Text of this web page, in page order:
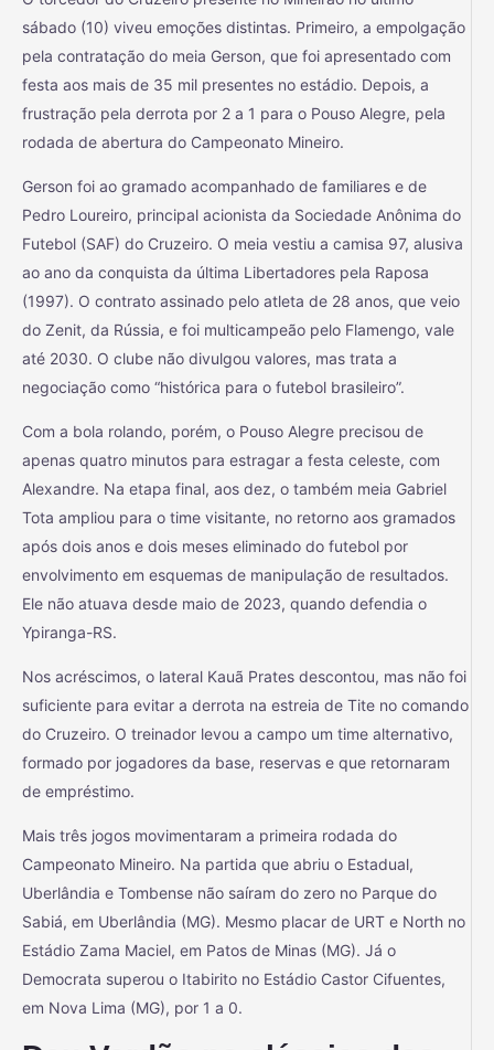
sábado (10) viveu emoções distintas. Primeiro, a empolgação
pela contratação do meia Gerson, que foi apresentado com
festa aos mais de 35 mil presentes no estádio. Depois, a
frustração pela derrota por 2 a 1 para o Pouso Alegre, pela
rodada de abertura do Campeonato Mineiro.
Gerson foi ao gramado acompanhado de familiares e de
Pedro Loureiro, principal acionista da Sociedade Anônima do
Futebol (SAF) do Cruzeiro. O meia vestiu a camisa 97, alusiva
ao ano da conquista da última Libertadores pela Raposa
(1997). O contrato assinado pelo atleta de 28 anos, que veio
do Zenit, da Rússia, e foi multicampeão pelo Flamengo, vale
até 2030. O clube não divulgou valores, mas trata a
negociação como “histórica para o futebol brasileiro”.
Com a bola rolando, porém, o Pouso Alegre precisou de
apenas quatro minutos para estragar a festa celeste, com
Alexandre. Na etapa final, aos dez, o também meia Gabriel
Tota ampliou para o time visitante, no retorno aos gramados
após dois anos e dois meses eliminado do futebol por
envolvimento em esquemas de manipulação de resultados.
Ele não atuava desde maio de 2023, quando defendia o
Ypiranga-RS.
Nos acréscimos, o lateral Kauã Prates descontou, mas não foi
suficiente para evitar a derrota na estreia de Tite no comando
do Cruzeiro. O treinador levou a campo um time alternativo,
formado por jogadores da base, reservas e que retornaram
de empréstimo.
Mais três jogos movimentaram a primeira rodada do
Campeonato Mineiro. Na partida que ​abriu o Estadual,
Uberlândia e Tombense não saíram do zero no Parque do
Sabiá, em Uberlândia (MG). Mesmo placar de URT e North no
Estádio Zama Maciel, em Patos de Minas (MG). Já o
Democrata superou o Itabirito no Estádio Castor Cifuentes,
em Nova Lima (MG), por 1 a 0.